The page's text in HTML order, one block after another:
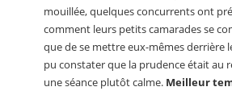
mouillée, quelques concurrents ont
comment leurs petits camarades se
que de se mettre eux-mêmes derrière
pu constater que la prudence était au
une séance plutôt calme. Meilleur